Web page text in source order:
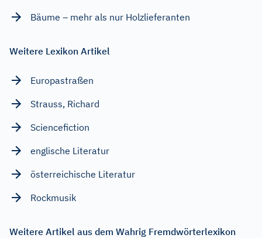
Bäume – mehr als nur Holzlieferanten
Weitere Lexikon Artikel
Europastraßen
Strauss, Richard
Sciencefiction
englische Literatur
österreichische Literatur
Rockmusik
Weitere Artikel aus dem Wahrig Fremdwörterlexikon